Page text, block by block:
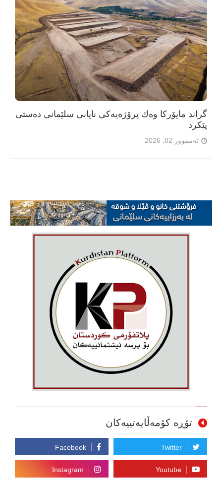
گراند مایۆرکا وەك پرۆژەیەکی نایابی سلێمانی دەستی
پێکرد
تەممووز 02, 2026
تۆڕە کۆمەڵایەتییەکان